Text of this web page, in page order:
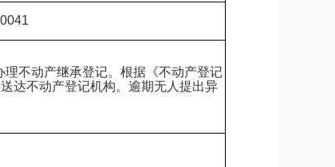
不动产继承登记。根据《不动产登记
达不动产登记机构。逾期无人提出异